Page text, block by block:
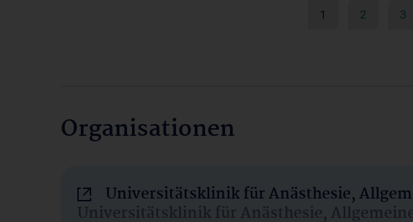
1 2 3
Organisationen
Universitätsklinik für Anästhesie,
Universitätsklinik für Anästhesie,